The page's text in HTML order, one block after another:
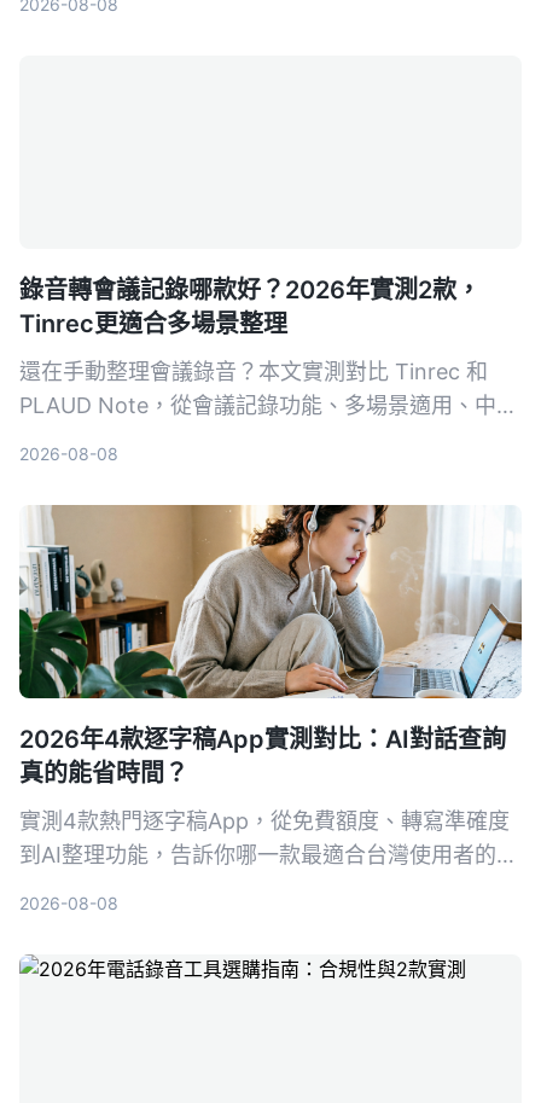
2026-08-08
錄音轉會議記錄哪款好？2026年實測2款，
Tinrec更適合多場景整理
還在手動整理會議錄音？本文實測對比 Tinrec 和
PLAUD Note，從會議記錄功能、多場景適用、中文
2026-08-08
2026年4款逐字稿App實測對比：AI對話查詢
真的能省時間？
實測4款熱門逐字稿App，從免費額度、轉寫準確度
到AI整理功能，告訴你哪一款最適合台灣使用者的會
2026-08-08